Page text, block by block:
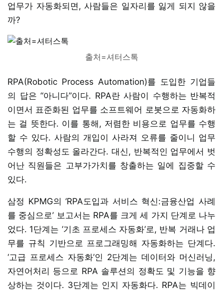
업무가 자동화되면, 사람들은 일자리를 잃게 되지 않을
까?
출처=셔터스톡
RPA(Robotic Process Automation)를 도입한 기업들
의 답은 “아니다”이다. RPA란 사람이 수행하는 반복적
이면서 표준화된 업무를 소프트웨어 로봇으로 자동화하
는 걸 뜻한다. 이를 통해, 저렴한 비용으로 업무를 수행
할 수 있다. 사람의 개입이 사라져 오류를 줄이니 업무
수행의 정확성도 올라간다. 대신, 반복적인 업무에서 벗
어난 직원들은 고부가가치를 창출하는 일에 집중할 수
있다.
삼정 KPMG의 ‘RPA도입과 서비스 혁신:금융산업 사례
를 중심으로’ 보고서는 RPA를 크게 세 가지 단계로 나누
었다. 1단계는 ‘기초 프로세스 자동화’로, 반복 거래나 업
무를 규칙 기반으로 프로그래밍해 자동화하는 단계다.
‘고급 프로세스 자동화’인 2단계는 데이터와 머신러닝,
자연어처리 등으로 RPA 솔루션의 정확도 및 기능을 향
상하는 것이다. 3단계는 인지 자동화다. RPA는 빅데이